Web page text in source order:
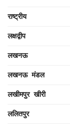
राष्ट्रीय
लक्षद्वीप
लखनऊ
लखनऊ मंडल
लखीमपुर खीरी
ललितपुर